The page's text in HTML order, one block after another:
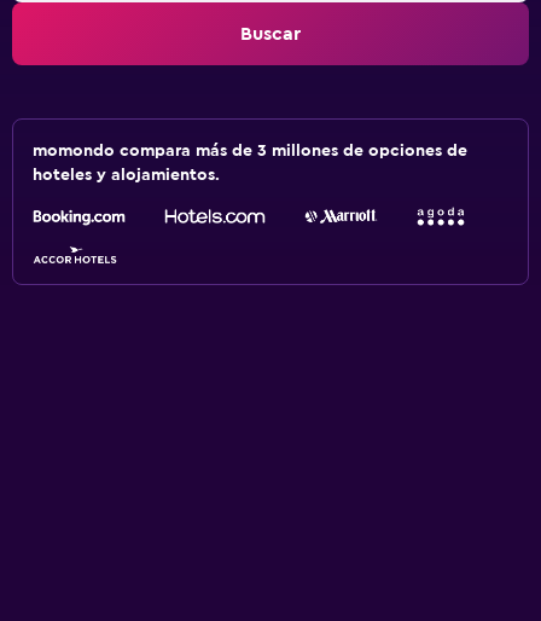
Buscar
momondo compara más de 3 millones de opciones de
hoteles y alojamientos.